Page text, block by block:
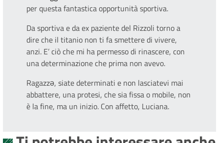
per questa fantastica opportunità sportiva.
Da sportiva e da ex paziente del Rizzoli torno a
dire che il titanio non ti fa smettere di vivere,
anzi. E’ ciò che mi ha permesso di rinascere, con
una determinazione che prima non avevo.
Ragazzə, siate determinati e non lasciatevi mai
abbattere, una protesi, che sia fissa o mobile, non
è la fine, ma un inizio. Con affetto, Luciana.